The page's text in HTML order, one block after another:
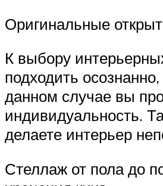
Оригинальные
К выбору
подходить
данном случае вы
индивидуальность.
делаете интерьер
Стеллаж от пола до